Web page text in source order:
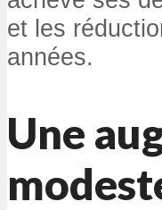
et les
années.
Une